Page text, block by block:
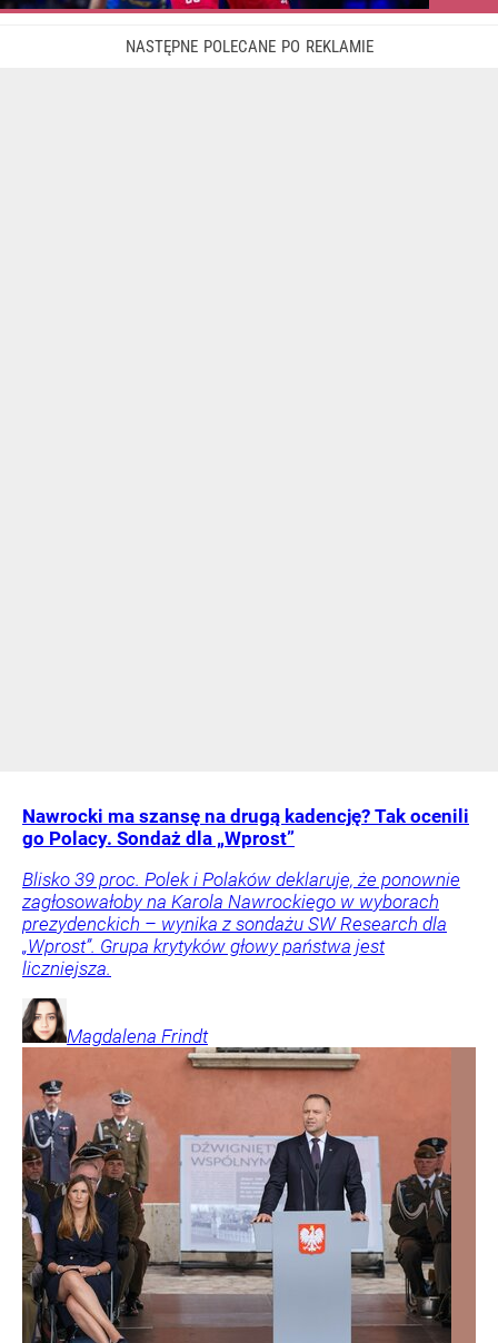
Nawrocki ma szansę na drugą kadencję? Tak ocenili
go Polacy. Sondaż dla „Wprost”
Blisko 39 proc. Polek i Polaków deklaruje, że ponownie
zagłosowałoby na Karola Nawrockiego w wyborach
prezydenckich – wynika z sondażu SW Research dla
„Wprost”. Grupa krytyków głowy państwa jest
liczniejsza.
Magdalena Frindt